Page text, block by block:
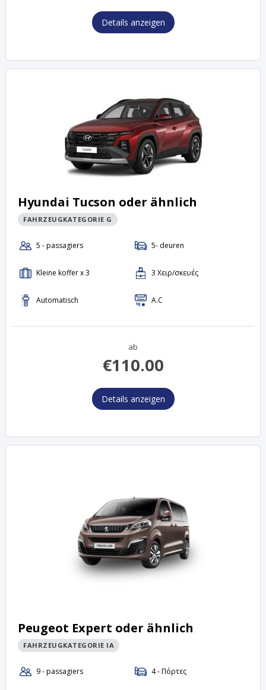
Details anzeigen
Hyundai Tucson oder ähnlich
FAHRZEUGKATEGORIE G
ab
€110.00
Details anzeigen
Peugeot Expert oder ähnlich
FAHRZEUGKATEGORIE IA